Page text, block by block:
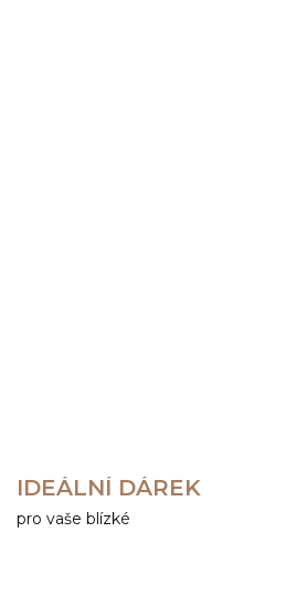
talíř Brassi (⌀ 15 cm) v
porcelán pro předkrmy,
IDEÁLNÍ DÁREK
pro vaše blízké